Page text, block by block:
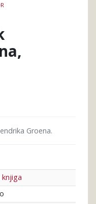
Groena.
knjiga